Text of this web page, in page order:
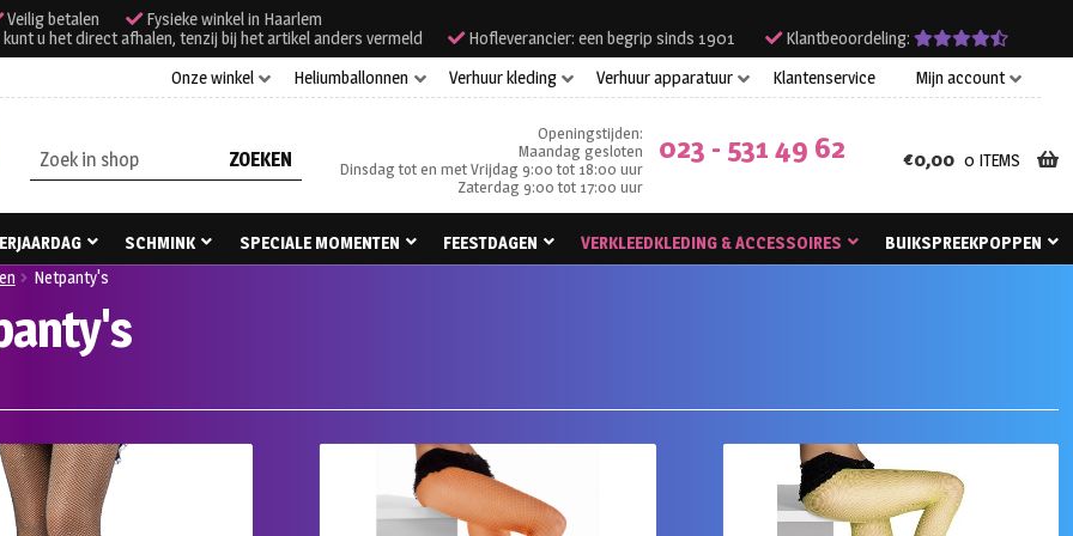
Veilig betalen
Fysieke winkel in Haarlem
u het direct afhalen, tenzij bij het artikel anders vermeld
Hofleverancier: een begrip sinds 1901
Klantbeoordeling:
Onze winkel
Heliumballonnen Verhuur kleding Verhuur apparatuur Klantenservice Mijn account
Zoeken
naar:
Openingstijden:
Maandag gesloten
Dinsdag tot en met Vrijdag 9:00 tot 18:00 uur
Zaterdag 9:00 tot 17:00 uur
023 - 531 49 62 €0,00 0 ITEMS
SCHMINK SPECIALE MOMENTEN FEESTDAGEN VERKLEEDKLEDING & ACCESSOIRES
BUIKSPREEKPOPPEN
Netpanty's